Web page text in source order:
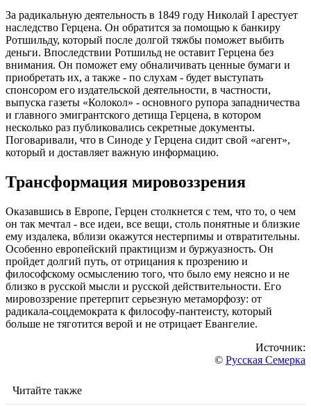
За радикальную деятельность в 1849 году Николай I арестует
наследство Герцена. Он обратится за помощью к банкиру
Ротшильду, который после долгой тяжбы поможет выбить
деньги. Впоследствии Ротшильд не оставит Герцена без
внимания. Он поможет ему обналичивать ценные бумаги и
приобретать их, а также - по слухам - будет выступать
спонсором его издательской деятельности, в частности,
выпуска газеты «Колокол» - основного рупора западничества
и главного эмигрантского детища Герцена, в котором
несколько раз публиковались секретные документы.
Поговаривали, что в Синоде у Герцена сидит свой «агент»,
который и доставляет важную информацию.
Трансформация мировоззрения
Оказавшись в Европе, Герцен столкнется с тем, что то, о чем
он так мечтал - все идеи, все вещи, столь понятные и близкие
ему издалека, вблизи окажутся нестерпимы и отвратительны.
Особенно европейский практицизм и буржуазность. Он
пройдет долгий путь, от отрицания к прозрению и
философскому осмыслению того, что было ему неясно и не
близко в русской мысли и русской действительности. Его
мировоззрение претерпит серьезную метаморфозу: от
радикала-соцдемократа к философу-пантеисту, который
больше не тяготится верой и не отрицает Евангелие.
Источник:
© Русская Семерка
Читайте также